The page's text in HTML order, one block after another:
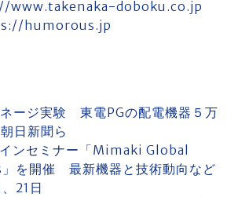
www.takenaka-doboku.co.jp
humorous.jp
ネージ実験 東電PGの配電機器５万
日新聞ら
ンセミナー「Mimaki Global
を開催 最新機器と技術動向など
21日